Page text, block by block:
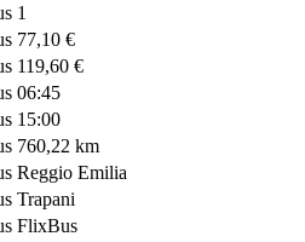
1
77,10 €
119,60 €
06:45
15:00
760,22 km
Reggio Emilia
Trapani
FlixBus
©CARTO